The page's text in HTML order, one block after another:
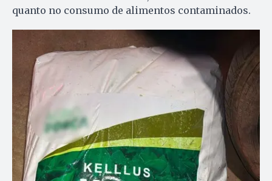
quanto no consumo de alimentos contaminados.